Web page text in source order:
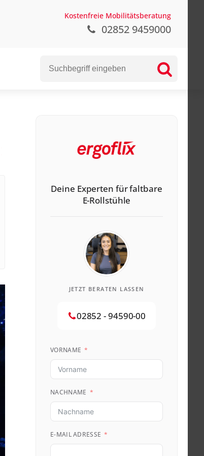
Kostenfreie Mobilitätsberatung
02852 9459000
Deine Experten für faltbare
E-Rollstühle
JETZT BERATEN LASSEN
02852 - 94590-00
VORNAME
NACHNAME
E-MAIL ADRESSE